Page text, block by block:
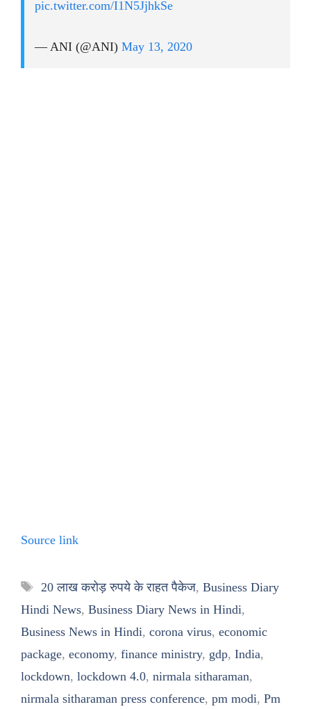
pic.twitter.com/I1N5JjhkSe
— ANI (@ANI) May 13, 2020
Source link
Tags
20 लाख करोड़ रुपये के राहत पैकेज, Business Diary
Hindi News, Business Diary News in Hindi,
Business News in Hindi, corona virus, economic
package, economy, finance ministry, gdp, India,
lockdown, lockdown 4.0, nirmala sitharaman,
nirmala sitharaman press conference, pm modi, Pm